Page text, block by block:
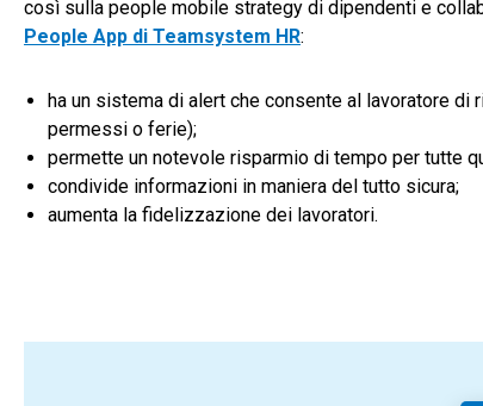
così sulla people mobile strategy di dipendenti e
People App di Teamsystem HR:
ha un sistema di alert che consente al lavoratore
permessi o ferie);
permette un notevole risparmio di tempo per tutte
condivide informazioni in maniera del tutto sicura;
aumenta la fidelizzazione dei lavoratori.